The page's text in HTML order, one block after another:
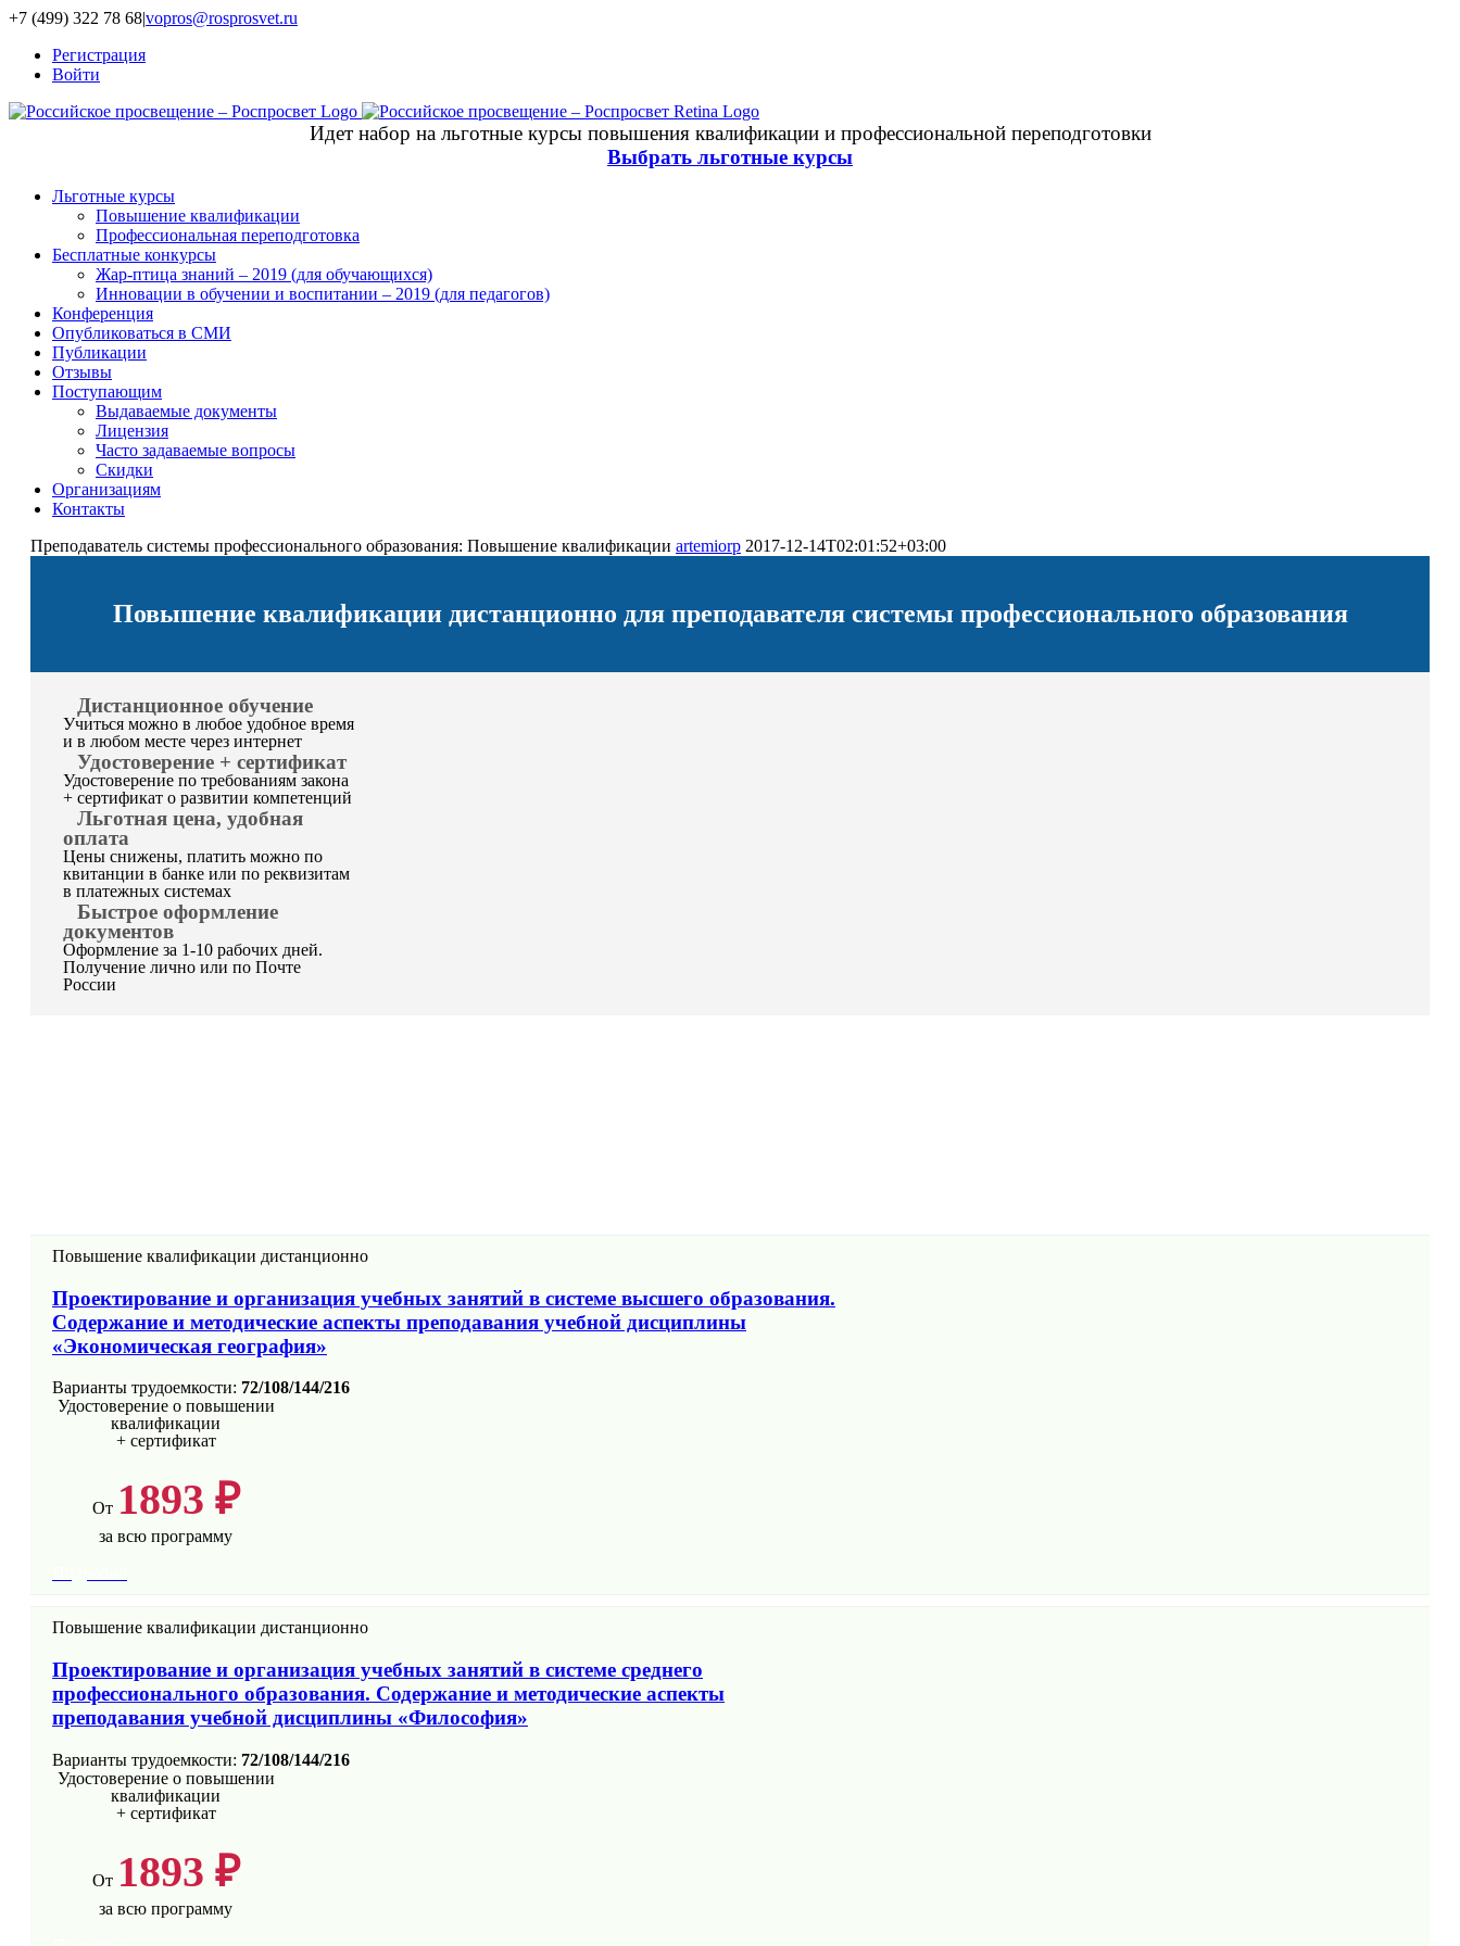
+7 (499) 322 78 68|vopros@rosprosvet.ru
Регистрация
Войти
Идет набор на льготные курсы повышения квалификации и профессиональной переподготовки
Выбрать льготные курсы
Льготные курсы
Повышение квалификации
Профессиональная переподготовка
Бесплатные конкурсы
Жар-птица знаний – 2019 (для обучающихся)
Инновации в обучении и воспитании – 2019 (для педагогов)
Конференция
Опубликоваться в СМИ
Публикации
Отзывы
Поступающим
Выдаваемые документы
Лицензия
Часто задаваемые вопросы
Скидки
Организациям
Контакты
Преподаватель системы профессионального образования: Повышение квалификации artemiorp 2017-12-14T02:01:52+03:00
Повышение квалификации дистанционно для преподавателя системы профессионального образования
Дистанционное обучение
Учиться можно в любое удобное время
и в любом месте через интернет
Удостоверение + сертификат
Удостоверение по требованиям закона
+ сертификат о развитии компетенций
Льготная цена, удобная
оплата
Цены снижены, платить можно по
квитанции в банке или по реквизитам
в платежных системах
Быстрое оформление
документов
Оформление за 1-10 рабочих дней.
Получение лично или по Почте
России
Повышение квалификации дистанционно
Проектирование и организация учебных занятий в системе высшего образования.
Содержание и методические аспекты преподавания учебной дисциплины
«Экономическая география»
Варианты трудоемкости: 72/108/144/216
Удостоверение о повышении
квалификации
+ сертификат
От 1893 ₽
за всю программу
Повышение квалификации дистанционно
Проектирование и организация учебных занятий в системе среднего
профессионального образования. Содержание и методические аспекты
преподавания учебной дисциплины «Философия»
Варианты трудоемкости: 72/108/144/216
Удостоверение о повышении
квалификации
+ сертификат
От 1893 ₽
за всю программу